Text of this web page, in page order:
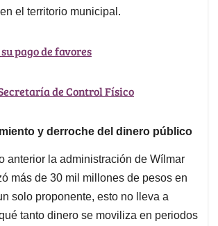
el territorio municipal.
pago de favores
de Control Físico
y derroche del dinero público
anterior la administración de Wílmar
más de 30 mil millones de pesos en
solo proponente, esto no lleva a
tanto dinero se moviliza en periodos